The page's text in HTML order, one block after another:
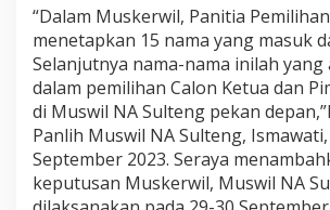
t
u
l
A
i
s
y
i
y
a
h
“Dalam Muskerwil, Panitia
menetapkan 15 nama yang masuk
Selanjutnya nama-nama inilah yang
dalam pemilihan Calon Ketua dan
di Muswil NA Sulteng pekan
Panlih Muswil NA Sulteng, Ismawati,
September 2023. Seraya
keputusan Muskerwil, Muswil NA